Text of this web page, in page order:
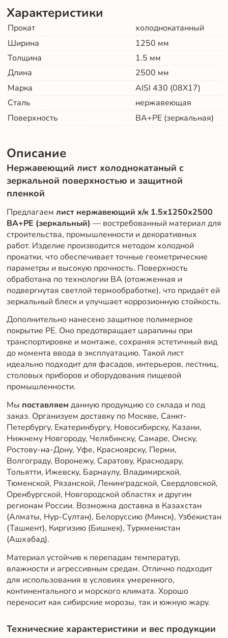
Характеристики
Прокат
холоднокатанный
Ширина
1250 мм
Толщина
1.5 мм
Длина
2500 мм
Марка
AISI 430 (08Х17)
Сталь
нержавеющая
Поверхность
BA+PE (зеркальная)
Описание
Нержавеющий лист холоднокатаный с
зеркальной поверхностью и защитной
пленкой
Предлагаем лист нержавеющий х/к 1.5х1250х2500
BA+PE (зеркальный) — востребованный материал для
строительства, промышленности и декоративных
работ. Изделие производится методом холодной
прокатки, что обеспечивает точные геометрические
параметры и высокую прочность. Поверхность
обработана по технологии BA (отожженная и
подвергнутая светлой термообработке), что придаёт ей
зеркальный блеск и улучшает коррозионную стойкость.
Дополнительно нанесено защитное полимерное
покрытие PE. Оно предотвращает царапины при
транспортировке и монтаже, сохраняя эстетичный вид
до момента ввода в эксплуатацию. Такой лист
идеально подходит для фасадов, интерьеров, лестниц,
столовых приборов и оборудования пищевой
промышленности.
Мы поставляем данную продукцию со склада и под
заказ. Организуем доставку по Москве, Санкт-
Петербургу, Екатеринбургу, Новосибирску, Казани,
Нижнему Новгороду, Челябинску, Самаре, Омску,
Ростову-на-Дону, Уфе, Красноярску, Перми,
Волгограду, Воронежу, Саратову, Краснодару,
Тольятти, Ижевску, Барнаулу, Владимирской,
Тюменской, Рязанской, Ленинградской, Свердловской,
Оренбургской, Новгородской областях и другим
регионам России. Возможна доставка в Казахстан
(Алматы, Нур-Султан), Белоруссию (Минск), Узбекистан
(Ташкент), Киргизию (Бишкек), Туркменистан
(Ашхабад).
Материал устойчив к перепадам температур,
влажности и агрессивным средам. Отлично подходит
для использования в условиях умеренного,
континентального и морского климата. Хорошо
переносит как сибирские морозы, так и южную жару.
Технические характеристики и вес продукции